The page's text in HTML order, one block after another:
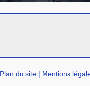
Plan du site | Mentions